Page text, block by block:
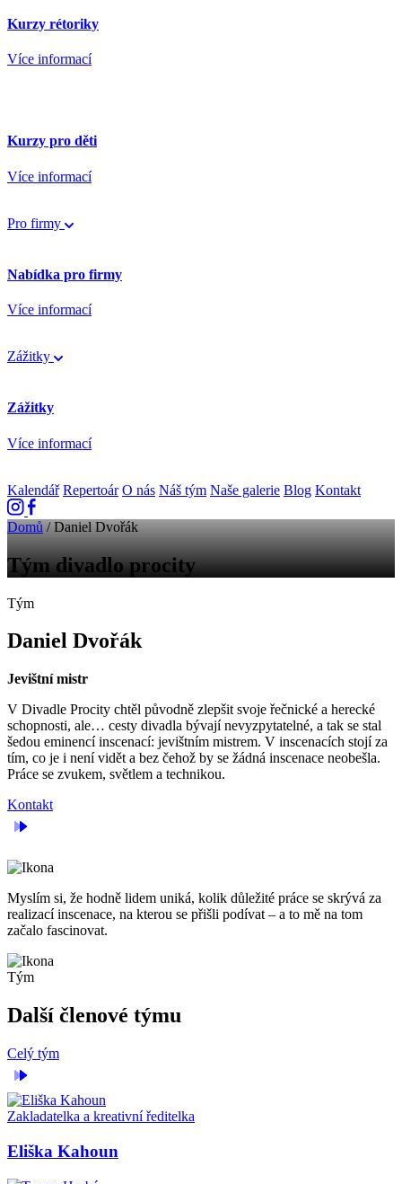
Kurzy rétoriky
Více informací
Kurzy pro děti
Více informací
Pro firmy
Nabídka pro firmy
Více informací
Zážitky
Zážitky
Více informací
Kalendář Repertoár O nás Náš tým Naše galerie Blog Kontakt
Domů / Daniel Dvořák
Tým divadlo procity
Tým
Daniel Dvořák
Jevištní mistr
V Divadle Procity chtěl původně zlepšit svoje řečnické a herecké
schopnosti, ale… cesty divadla bývají nevyzpytatelné, a tak se stal
šedou eminencí inscenací: jevištním mistrem. V inscenacích stojí za
tím, co je i není vidět a bez čehož by se žádná inscenace neobešla.
Práce se zvukem, světlem a technikou.
Kontakt
Myslím si, že hodně lidem uniká, kolik důležité práce se skrývá za
realizací inscenace, na kterou se přišli podívat – a to mě na tom
začalo fascinovat.
Tým
Další členové týmu
Celý tým
Zakladatelka a kreativní ředitelka
Eliška Kahoun